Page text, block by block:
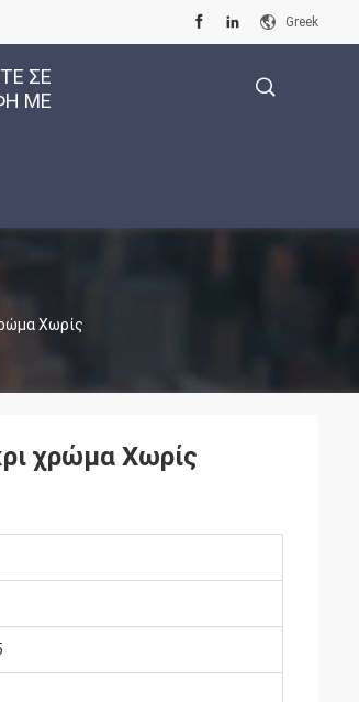
Greek
ΣΕ
ΜΕ
Χωρίς
χρώμα Χωρίς